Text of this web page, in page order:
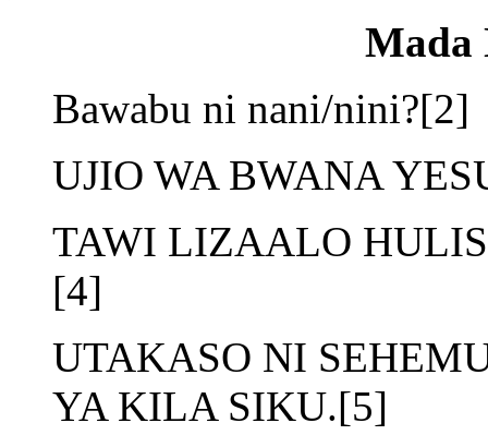
Mada
Bawabu ni nani/nini?[2]
UJIO WA BWANA
TAWI LIZAALO
[4]
UTAKASO NI
YA KILA SIKU.[5]